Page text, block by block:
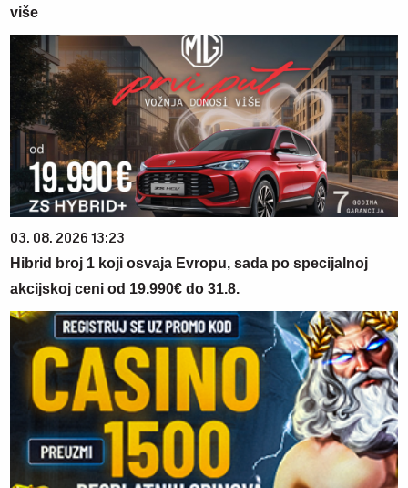
više
03. 08. 2026 13:23
Hibrid broj 1 koji osvaja Evropu, sada po specijalnoj
akcijskoj ceni od 19.990€ do 31.8.